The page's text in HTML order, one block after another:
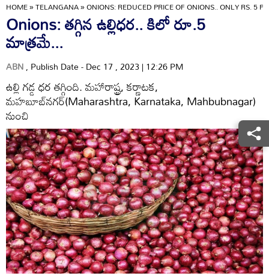
HOME»TELANGANA»ONIONS: REDUCED PRICE OF ONIONS.. ONLY RS. 5
Onions: తగ్గిన ఉల్లిధర.. కిలో రూ.5
మాత్రమే...
ABN, Publish Date - Dec 17 , 2023 | 12:26 PM
ఉల్లి గడ్డ ధర తగ్గింది. మహారాష్ట్ర, కర్ణాటక,
మహబూబ్‌నగర్‌(Maharashtra, Karnataka, Mahbubnagar)
నుంచి